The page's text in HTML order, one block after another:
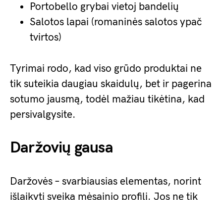
Portobello grybai vietoj bandelių
Salotos lapai (romaninės salotos ypač
tvirtos)
Tyrimai rodo, kad viso grūdo produktai ne
tik suteikia daugiau skaidulų, bet ir pagerina
sotumo jausmą, todėl mažiau tikėtina, kad
persivalgysite.
Daržovių gausa
Daržovės – svarbiausias elementas, norint
išlaikyti sveiką mėsainio profilį. Jos ne tik